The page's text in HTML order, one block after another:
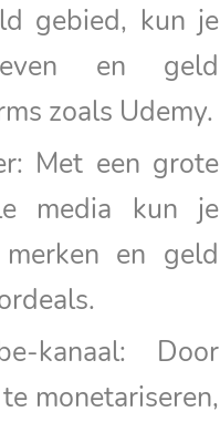
gebied, kun je
en geld
zoals Udemy.
Met een grote
media kun je
en geld
kanaal: Door
monetariseren,